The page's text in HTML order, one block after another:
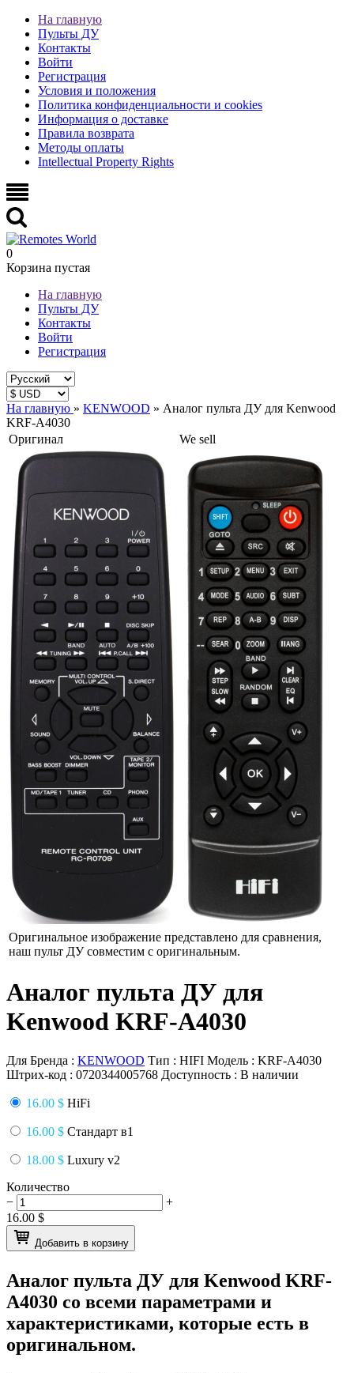
На главную
Пульты ДУ
Контакты
Войти
Регистрация
Условия и положения
Политика конфиденциальности и cookies
Информация о доставке
Правила возврата
Методы оплаты
Intellectual Property Rights
0
Корзина пустая
На главную
Пульты ДУ
Контакты
Войти
Регистрация
На главную » KENWOOD » Аналог пульта ДУ для Kenwood
KRF-A4030
Оригинал
We sell
Оригинальное изображение представлено для сравнения,
наш пульт ДУ совместим с оригинальным.
Аналог пульта ДУ для
Kenwood KRF-A4030
Для Бренда : KENWOOD Тип : HIFI Модель : KRF-A4030
Штрих-код : 0720344005768 Доступность : В наличии
16.00 $ HiFi
16.00 $ Стандарт в1
18.00 $ Luxury v2
Количество
−
+
16.00 $
Добавить в корзину
Аналог пульта ДУ для Kenwood KRF-
A4030 со всеми параметрами и
характеристиками, которые есть в
оригинальном.